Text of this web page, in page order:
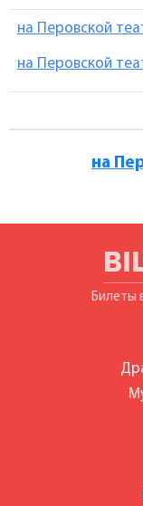
на Перовской
на Перовской
на
Билеты